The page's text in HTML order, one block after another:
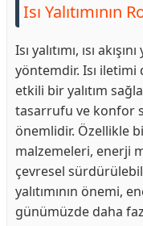
Isı Yalıtımının
Isı yalıtımı, ısı
yöntemdir. Isı
etkili bir yalıtım
tasarrufu ve konfor
önemlidir. Özellikle
malzemeleri, enerji
çevresel
yalıtımının önemi,
günümüzde daha